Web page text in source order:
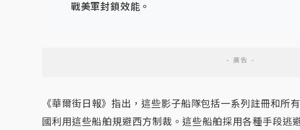
戰美軍封鎖效能。
《華爾街日報》指出，這些影子船隊包括一系列註冊和所
國利用這些船舶規避西方制裁。這些船舶採用各種手段逃